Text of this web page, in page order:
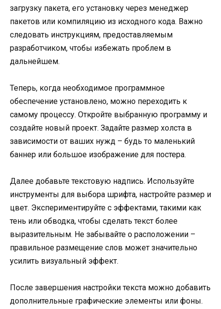
загрузку пакета, его установку через менеджер
пакетов или компиляцию из исходного кода. Важно
следовать инструкциям, предоставляемым
разработчиком, чтобы избежать проблем в
дальнейшем.
Теперь, когда необходимое программное
обеспечение установлено, можно переходить к
самому процессу. Откройте выбранную программу и
создайте новый проект. Задайте размер холста в
зависимости от ваших нужд – будь то маленький
баннер или большое изображение для постера.
Далее добавьте текстовую надпись. Используйте
инструменты для выбора шрифта, настройте размер и
цвет. Экспериментируйте с эффектами, такими как
тень или обводка, чтобы сделать текст более
выразительным. Не забывайте о расположении –
правильное размещение слов может значительно
усилить визуальный эффект.
После завершения настройки текста можно добавить
дополнительные графические элементы или фоны.